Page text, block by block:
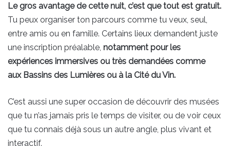
Le gros avantage de cette nuit, c’est que tout est gratuit.
Tu peux organiser ton parcours comme tu veux, seul,
entre amis ou en famille. Certains lieux demandent juste
une inscription préalable, notamment pour les
expériences immersives ou très demandées comme
aux Bassins des Lumières ou à la Cité du Vin.
C’est aussi une super occasion de découvrir des musées
que tu n’as jamais pris le temps de visiter, ou de voir ceux
que tu connais déjà sous un autre angle, plus vivant et
interactif.